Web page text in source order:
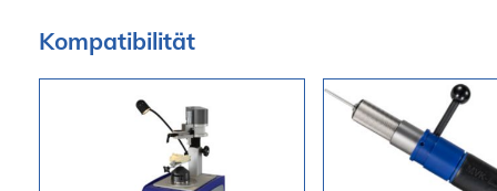
Kompatibilität